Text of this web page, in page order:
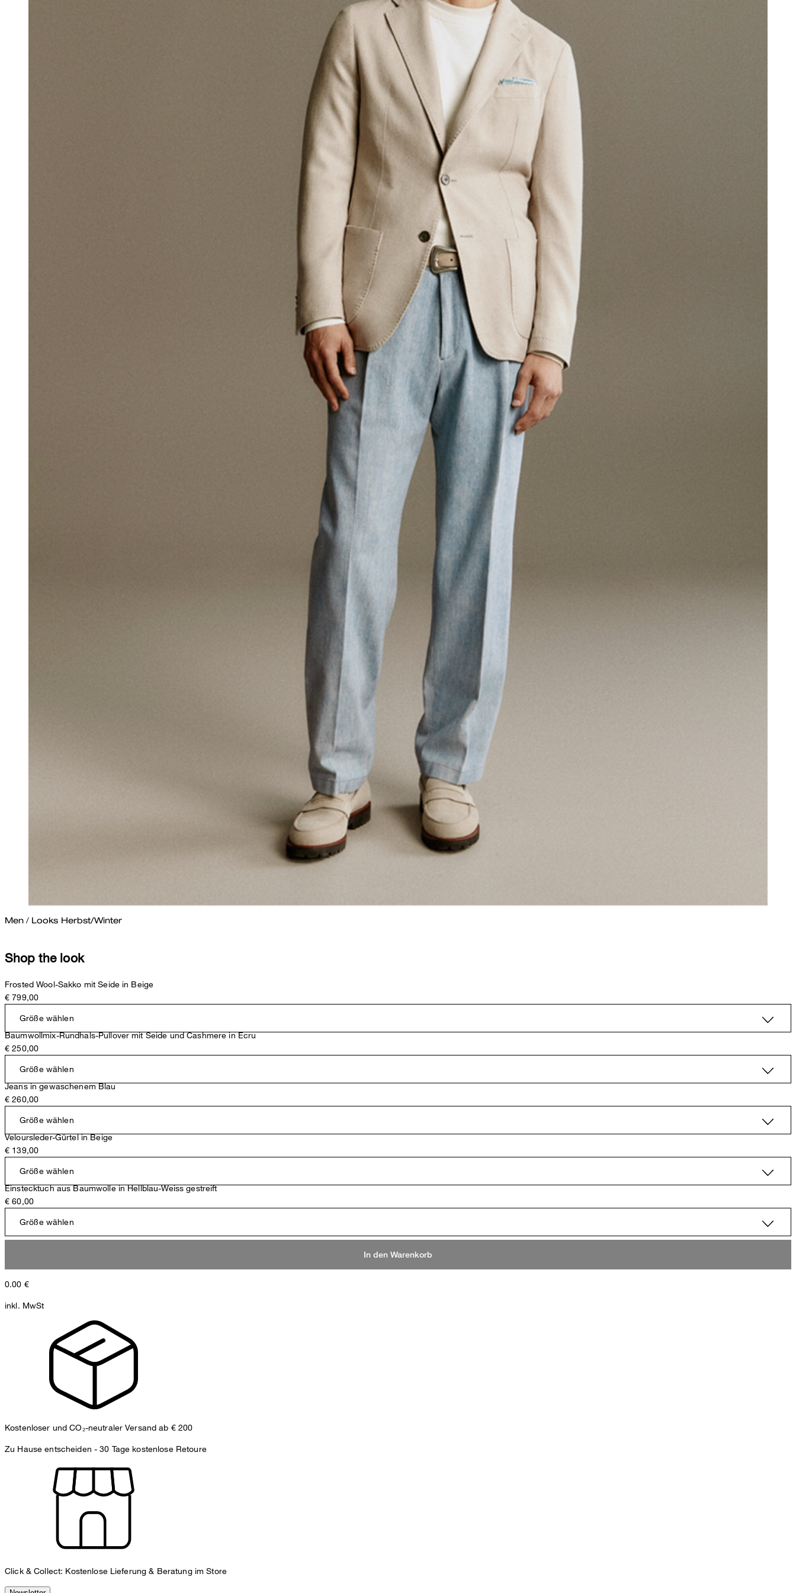
Men / Looks Herbst/Winter
Shop the look
Frosted Wool-Sakko mit Seide in Beige
€ 799,00
Größe wählen
Baumwollmix-Rundhals-Pullover mit Seide und Cashmere in Ecru
€ 250,00
Größe wählen
Jeans in gewaschenem Blau
€ 260,00
Größe wählen
Veloursleder-Gürtel in Beige
€ 139,00
Größe wählen
Einstecktuch aus Baumwolle in Hellblau-Weiss gestreift
€ 60,00
Größe wählen
In den Warenkorb
0.00 €
inkl. MwSt
Kostenloser und CO₂-neutraler Versand ab € 200
Zu Hause entscheiden -30 Tage kostenlose Retoure
Click & Collect: Kostenlose Lieferung & Beratung im Store